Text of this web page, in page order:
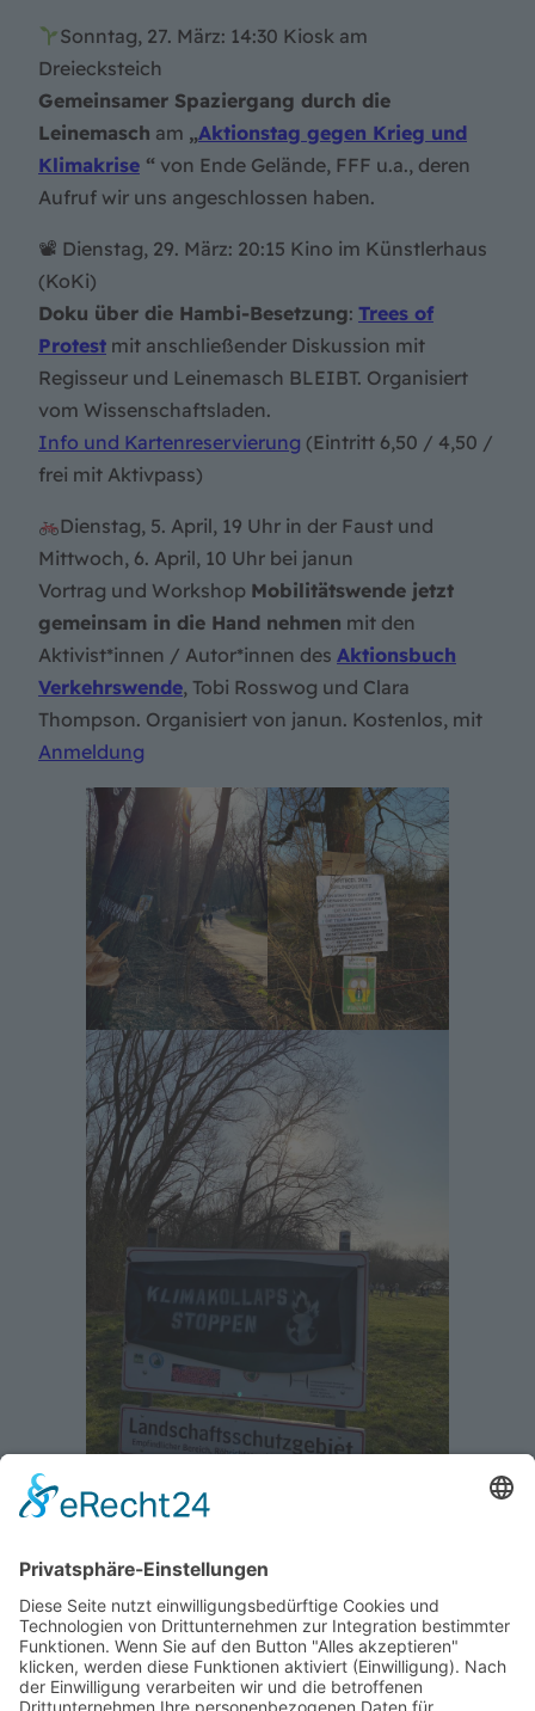
Sonntag, 27. März: 14:30 Kiosk am
Dreiecksteich
Gemeinsamer Spaziergang durch die
Leinemasch am „Aktionstag gegen Krieg und
Klimakrise “ von Ende Gelände, FFF u.a., deren
Aufruf wir uns angeschlossen haben.
📽 Dienstag, 29. März: 20:15 Kino im Künstlerhaus
(KoKi)
Doku über die Hambi-Besetzung: Trees of
Protest mit anschließender Diskussion mit
Regisseur und Leinemasch BLEIBT. Organisiert
vom Wissenschaftsladen.
Info und Kartenreservierung (Eintritt 6,50 / 4,50 /
frei mit Aktivpass)
Dienstag, 5. April, 19 Uhr in der Faust und
Mittwoch, 6. April, 10 Uhr bei janun
Vortrag und Workshop Mobilitätswende jetzt
gemeinsam in die Hand nehmen mit den
Aktivist*innen / Autor*innen des Aktionsbuch
Verkehrswende, Tobi Rosswog und Clara
Thompson. Organisiert von janun. Kostenlos, mit
Anmeldung
SUCHE